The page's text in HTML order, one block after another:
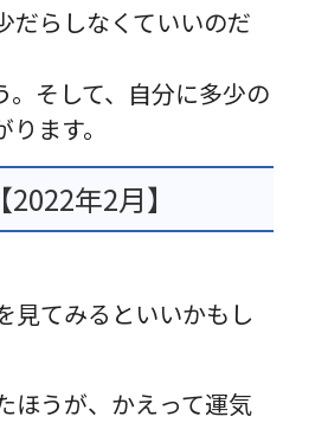
だらしなくていいのだ
そして、自分に多少の
ます。
年2月】
見てみるといいかもし
ほうが、かえって運気